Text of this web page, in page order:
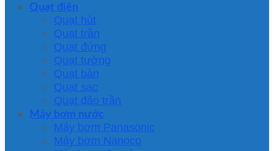
Quạt điện
Quạt hút
Quạt trần
Quạt đứng
Quạt tường
Quạt bàn
Quạt sạc
Quạt đảo trần
Máy bơm nước
Máy bơm Panasonic
Máy bơm Nanoco